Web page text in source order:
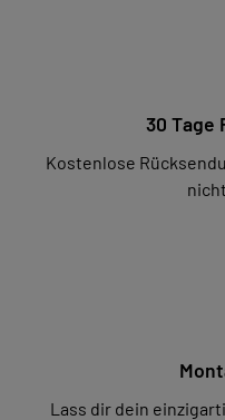
30 Tage
Kostenlose
Lass dir dein